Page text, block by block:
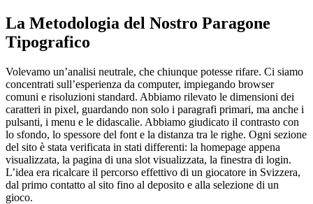
La Metodologia del Nostro Paragone
Tipografico
Volevamo un’analisi neutrale, che chiunque potesse rifare. Ci siamo
concentrati sull’esperienza da computer, impiegando browser
comuni e risoluzioni standard. Abbiamo rilevato le dimensioni dei
caratteri in pixel, guardando non solo i paragrafi primari, ma anche i
pulsanti, i menu e le didascalie. Abbiamo giudicato il contrasto con
lo sfondo, lo spessore del font e la distanza tra le righe. Ogni sezione
del sito è stata verificata in stati differenti: la homepage appena
visualizzata, la pagina di una slot visualizzata, la finestra di login.
L’idea era ricalcare il percorso effettivo di un giocatore in Svizzera,
dal primo contatto al sito fino al deposito e alla selezione di un
gioco.